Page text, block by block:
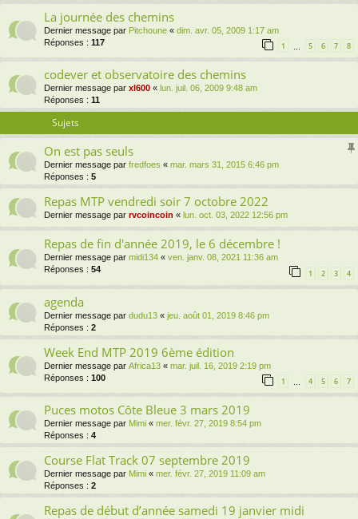
La journée des chemins
Dernier message par Pitchoune « dim. avr. 05, 2009 1:17 am
Réponses : 117 1 … 5 6 7 8
codever et observatoire des chemins
Dernier message par xl600 « lun. juil. 06, 2009 9:48 am
Réponses : 11
Sujets
On est pas seuls
Dernier message par fredfoes « mar. mars 31, 2015 6:46 pm
Réponses : 5
Repas MTP vendredi soir 7 octobre 2022
Dernier message par rvcoincoin « lun. oct. 03, 2022 12:56 pm
Repas de fin d'année 2019, le 6 décembre !
Dernier message par midi134 « ven. janv. 08, 2021 11:36 am
Réponses : 54 1 2 3 4
agenda
Dernier message par dudu13 « jeu. août 01, 2019 8:46 pm
Réponses : 2
Week End MTP 2019 6ème édition
Dernier message par Africa13 « mar. juil. 16, 2019 2:19 pm
Réponses : 100 1 4 5 6 7
Puces motos Côte Bleue 3 mars 2019
Dernier message par Mimi « mer. févr. 27, 2019 8:54 pm
Réponses : 4
Course Flat Track 07 septembre 2019
Dernier message par Mimi « mer. févr. 27, 2019 11:09 am
Réponses : 2
Repas de début d’année samedi 19 janvier midi